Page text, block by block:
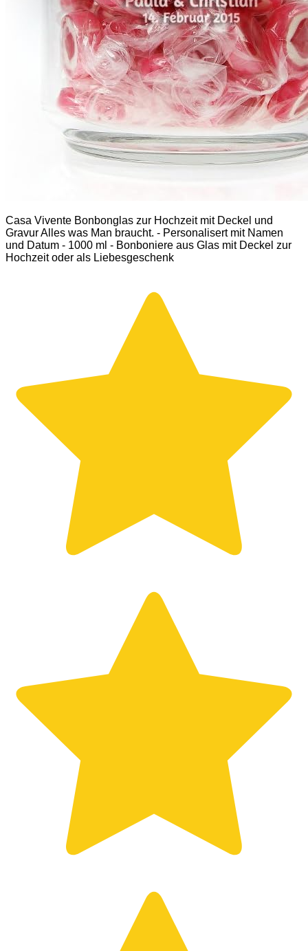
Casa Vivente Bonbonglas zur Hochzeit mit Deckel und
Gravur Alles was Man braucht. - Personalisert mit Namen
und Datum - 1000 ml - Bonboniere aus Glas mit Deckel zur
Hochzeit oder als Liebesgeschenk